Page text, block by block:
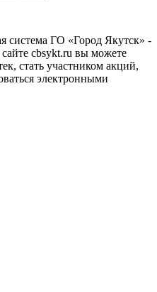
система ГО «Город Якутск» -
cbsykt.ru вы можете
стать участником акций,
электронными